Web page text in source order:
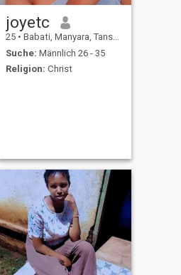
joyetc
25 • Babati, Manyara, Tansania
Suche: Männlich 26 - 35
Religion: Christ